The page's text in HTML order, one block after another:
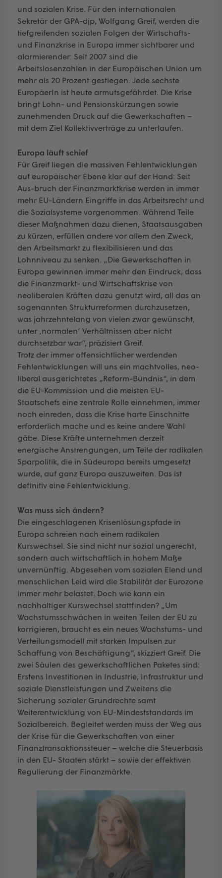
und sozialen Krise. Für den internationalen
Sekretär der GPA-djp, Wolfgang Greif, werden die
tiefgreifenden sozialen Folgen der Wirtschafts-
und Finanzkrise in Europa immer sichtbarer und
alarmierender: Seit 2007 sind die
Arbeitslosenzahlen in der Europäischen Union um
mehr als 20 Prozent gestiegen. Jede sechste
EuropäerIn ist heute armutsgefährdet. Die Krise
bringt Lohn- und Pensionskürzungen sowie
zunehmenden Druck auf die Gewerkschaften –
mit dem Ziel Kollektivverträge zu unterlaufen.
Europa läuft schief
Für Greif liegen die massiven Fehlentwicklungen
auf europäischer Ebene klar auf der Hand: Seit
Aus-bruch der Finanzmarktkrise werden in immer
mehr EU-Ländern Eingriffe in das Arbeitsrecht und
die Sozialsysteme vorgenommen. Während Teile
dieser Maßnahmen dazu dienen, Staatsausgaben
zu kürzen, erfüllen andere vor allem den Zweck,
den Arbeitsmarkt zu flexibilisieren und das
Lohnniveau zu senken. „Die Gewerkschaften in
Europa gewinnen immer mehr den Eindruck, dass
die Finanzmarkt- und Wirtschaftskrise von
neoliberalen Kräften dazu genutzt wird, all das an
sogenannten Strukturreformen durchzusetzen,
was jahrzehntelang von vielen zwar gewünscht,
unter ‚normalen‘ Verhältnissen aber nicht
durchsetzbar war“, präzisiert Greif.
Trotz der immer offensichtlicher werdenden
Fehlentwicklungen will uns ein machtvolles, neo-
liberal ausgerichtetes „Reform-Bündnis“, in dem
die EU-Kommission und die meisten EU-
Staatschefs eine zentrale Rolle einnehmen, immer
noch einreden, dass die Krise harte Einschnitte
erforderlich mache und es keine andere Wahl
gäbe. Diese Kräfte unternehmen derzeit
energische Anstrengungen, um Teile der radikalen
Sparpolitik, die in Südeuropa bereits umgesetzt
wurde, auf ganz Europa auszuweiten. Das ist
definitiv eine Fehlentwicklung.
Was muss sich ändern?
Die eingeschlagenen Krisenlösungspfade in
Europa schreien nach einem radikalen
Kurswechsel. Sie sind nicht nur sozial ungerecht,
sondern auch wirtschaftlich in hohem Maße
unvernünftig. Abgesehen vom sozialen Elend und
menschlichen Leid wird die Stabilität der Eurozone
immer mehr belastet. Doch wie kann ein
nachhaltiger Kurswechsel stattfinden? „Um
Wachstumsschwächen in weiten Teilen der EU zu
korrigieren, braucht es ein neues Wachstums- und
Verteilungsmodell mit starken Impulsen zur
Schaffung von Beschäftigung“, skizziert Greif. Die
zwei Säulen des gewerkschaftlichen Paketes sind:
Erstens Investitionen in Industrie, Infrastruktur und
soziale Dienstleistungen und Zweitens die
Sicherung sozialer Grundrechte samt
Weiterentwicklung von EU-Mindeststandards im
Sozialbereich. Begleitet werden muss der Weg aus
der Krise für die Gewerkschaften von einer
Finanztransaktionssteuer – welche die Steuerbasis
in den EU- Staaten stärkt – sowie der effektiven
Regulierung der Finanzmärkte.